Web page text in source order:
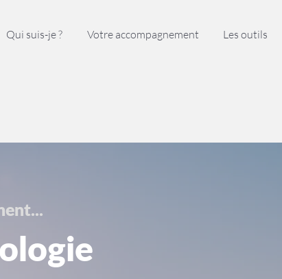
Qui suis-je ? Votre accompagnement Les outils